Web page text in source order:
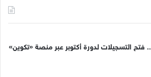
التكوين المهني 2026.. فتح التسجيلات لدورة أكتوبر عبر منصة «تكوين»